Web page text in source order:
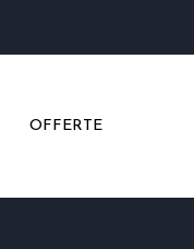
OFFERTE